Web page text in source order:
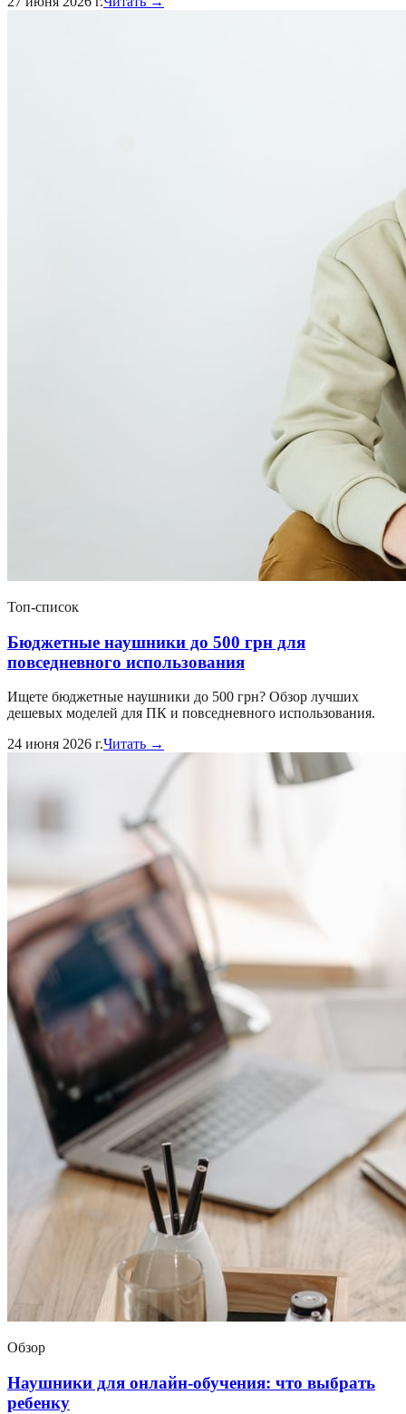
Топ-список
Бюджетные наушники до 500 грн для
повседневного использования
Ищете бюджетные наушники до 500 грн? Обзор лучших
дешевых моделей для ПК и повседневного использования.
24 июня 2026 г.Читать →
Обзор
Наушники для онлайн-обучения: что выбрать
ребенку